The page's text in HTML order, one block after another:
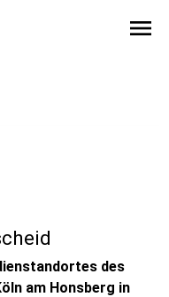
menu
des
am Honsberg in